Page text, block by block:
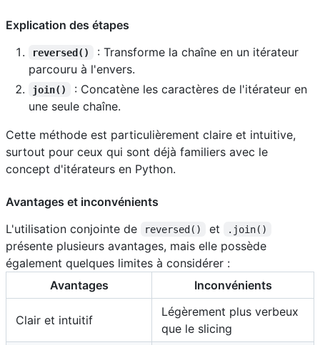
Explication des étapes
reversed()
: Transforme la chaîne en un itérateur
parcouru à l'envers.
join()
: Concatène les caractères de l'itérateur en
une seule chaîne.
Cette méthode est particulièrement claire et intuitive,
surtout pour ceux qui sont déjà familiers avec le
concept d'itérateurs en Python.
Avantages et inconvénients
L'utilisation conjointe de
reversed() et .join()
présente plusieurs avantages, mais elle possède
également quelques limites à considérer :
Avantages
Inconvénients
Clair et intuitif
Légèrement plus verbeux
que le slicing